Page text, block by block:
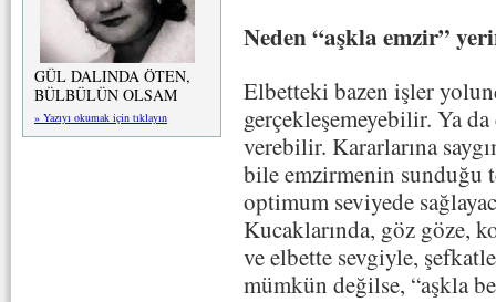
GÜL DALINDA ÖTEN,
BÜLBÜLÜN OLSAM
» Yazıyı okumak için tıklayın
Neden “aşkla emzir”
Elbetteki bazen işler
gerçekleşemeyebilir. Ya
verebilir. Kararlarına
bile emzirmenin sunduğu
optimum seviyede
Kucaklarında, göz göze,
ve elbette sevgiyle,
mümkün değilse, “aşkla